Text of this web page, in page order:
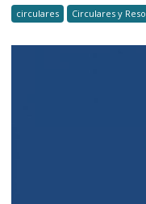
circulares Circulares y